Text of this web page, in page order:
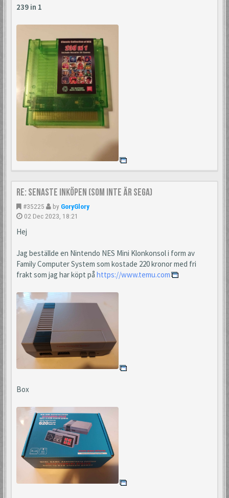
239 in 1
Re: Senaste inköpen (som inte är Sega)
#35225 by GoryGlory
02 Dec 2023, 18:21
Hej
Jag beställde en Nintendo NES Mini Klonkonsol i form av
Family Computer System som kostade 220 kronor med fri
frakt som jag har köpt på https://www.temu.com
Box